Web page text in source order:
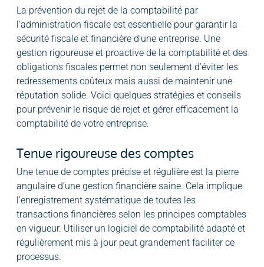
La prévention du rejet de la comptabilité par
l’administration fiscale est essentielle pour garantir la
sécurité fiscale et financière d’une entreprise. Une
gestion rigoureuse et proactive de la comptabilité et des
obligations fiscales permet non seulement d’éviter les
redressements coûteux mais aussi de maintenir une
réputation solide. Voici quelques stratégies et conseils
pour prévenir le risque de rejet et gérer efficacement la
comptabilité de votre entreprise.
Tenue rigoureuse des comptes
Une tenue de comptes précise et régulière est la pierre
angulaire d’une gestion financière saine. Cela implique
l’enregistrement systématique de toutes les
transactions financières selon les principes comptables
en vigueur. Utiliser un logiciel de comptabilité adapté et
régulièrement mis à jour peut grandement faciliter ce
processus.